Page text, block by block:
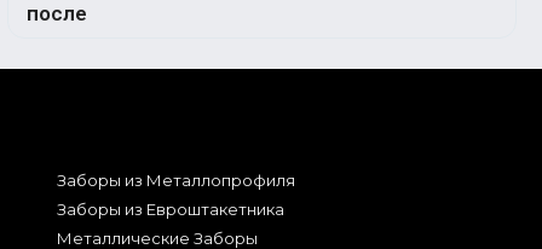
Заборы из Металлопрофиля
Заборы из Евроштакетника
Металлические Заборы